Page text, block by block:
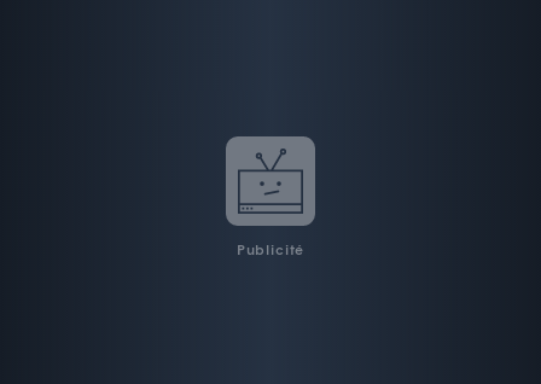
Publicité